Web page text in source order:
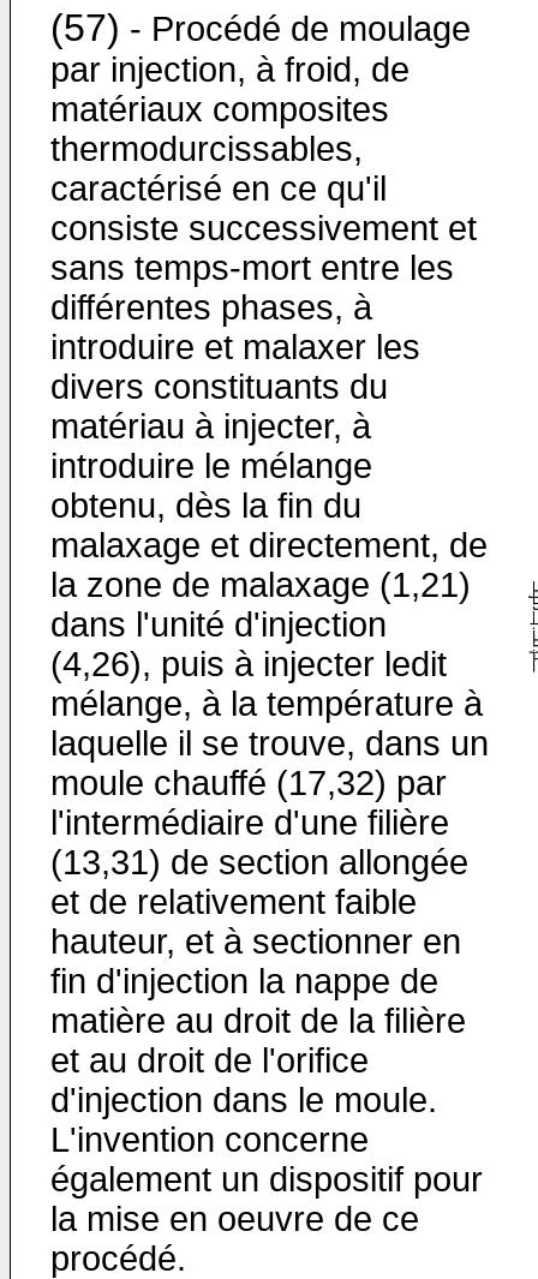
(57) - Procédé de moulage
par injection, à froid, de
matériaux composites
thermodurcissables,
caractérisé en ce qu'il
consiste successivement et
sans temps-mort entre les
différentes phases, à
introduire et malaxer les
divers constituants du
matériau à injecter, à
introduire le mélange
obtenu, dès la fin du
malaxage et directement, de
la zone de malaxage (1,21)
dans l'unité d'injection
(4,26), puis à injecter ledit
mélange, à la température à
laquelle il se trouve, dans un
moule chauffé (17,32) par
l'intermédiaire d'une filière
(13,31) de section allongée
et de relativement faible
hauteur, et à sectionner en
fin d'injection la nappe de
matière au droit de la filière
et au droit de l'orifice
d'injection dans le moule.
L'invention concerne
également un dispositif pour
la mise en oeuvre de ce
procédé.